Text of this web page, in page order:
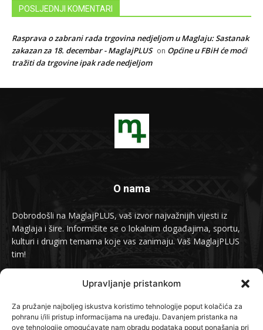
Upravljanje pristankom
Za pružanje najboljeg iskustva koristimo tehnologije poput kolačića za
pohranu i/ili pristup informacijama na uređaju. Davanjem pristanka na
ove tehnologije omogućavate nam obradu podataka poput ponašanja pri
POSLJEDNJI KOMENTARI
Rasprava o zabrani rada trgovina nedjeljom u Maglaju: Sastanak
zakazan za 18. decembar - MaglajPLUS on Općine u FBiH će moći
tražiti da trgovine ipak rade nedjeljom
O nama
Dobrodošli na MaglajPLUS, vaš izvor najvažnijih vijesti iz
Maglaja i šire. Informišite se o lokalnim događajima, sportu,
kulturi i drugim temama koje vas zanimaju. Vaš MaglajPLUS
tim!
info@maglajplus.ba
Pratite nas na